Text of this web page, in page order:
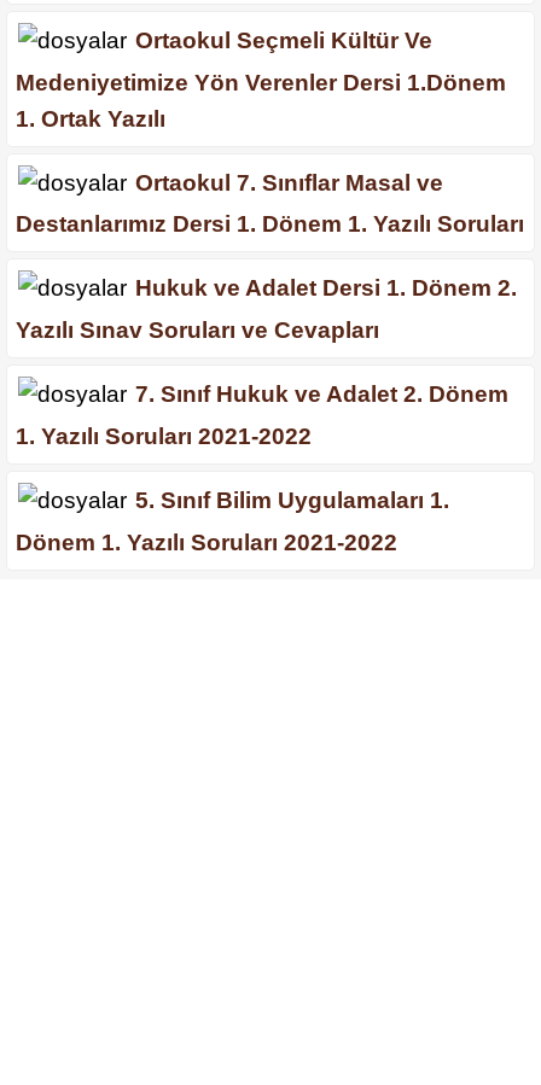
Ortaokul Seçmeli Kültür Ve
Medeniyetimize Yön Verenler Dersi 1.Dönem
1. Ortak Yazılı
Ortaokul 7. Sınıflar Masal ve
Destanlarımız Dersi 1. Dönem 1. Yazılı Soruları
Hukuk ve Adalet Dersi 1. Dönem 2.
Yazılı Sınav Soruları ve Cevapları
7. Sınıf Hukuk ve Adalet 2. Dönem
1. Yazılı Soruları 2021-2022
5. Sınıf Bilim Uygulamaları 1.
Dönem 1. Yazılı Soruları 2021-2022